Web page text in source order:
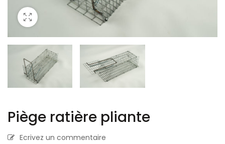
Piège ratière pliante
Ecrivez un commentaire